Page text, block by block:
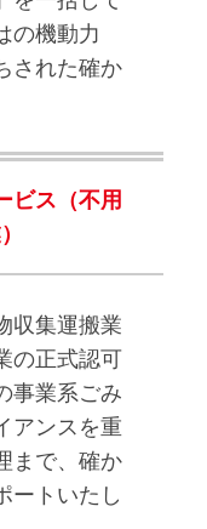
の機動力
された確か
ビス（不用
収集運搬業
の正式認可
事業系ごみ
アンスを重
まで、確か
ートいたし